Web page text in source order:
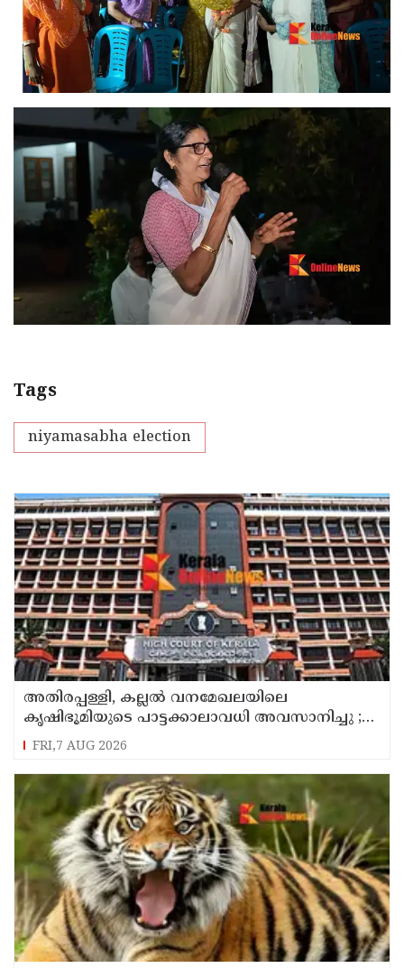
Tags
niyamasabha election
അതിരപ്പള്ളി, കല്ലൽ വനമേഖലയിലെ
കൃഷിഭൂമിയുടെ പാട്ടക്കാലാവധി അവസാനിച്ചു ;
ഇനി കൃഷി നടത്താനാകില്ലെന്ന് ഹൈക്കോടതി
FRI,7 AUG 2026